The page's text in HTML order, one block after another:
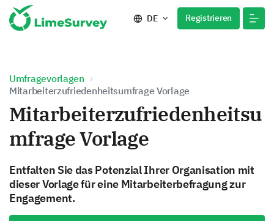
DE Registrieren
Umfragevorlagen
Mitarbeiterzufriedenheitsumfrage Vorlage
Mitarbeiterzufriedenheitsu
mfrage Vorlage
Entfalten Sie das Potenzial Ihrer Organisation mit
dieser Vorlage für eine Mitarbeiterbefragung zur
Engagement.